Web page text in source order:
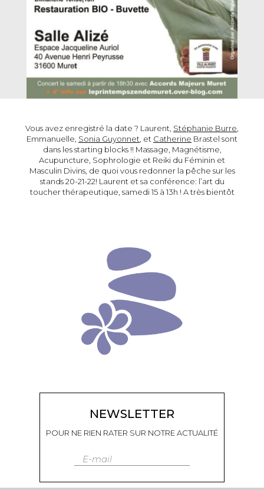
Vous avez enregistré la date ? Laurent, Stéphanie Burre
Emmanuelle, Sonia Guyonnet , et Catherine Brastel sont
dans les starting blocks !! Massage, Magnétisme,
Acupuncture, Sophrologie et Reiki du Féminin et
Masculin Divins, de quoi vous redonner la pêche sur les
stands 20-21-22! Laurent et sa conférence: l’art du
toucher thérapeutique, samedi 15 à 13h ! A très bientôt
NEWSLETTER
POUR NE RIEN RATER SUR NOTRE ACTUALITÉ
E-mail